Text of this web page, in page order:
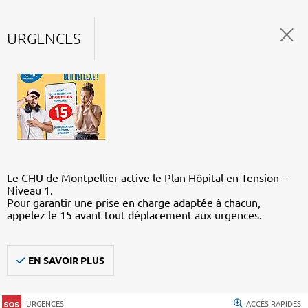
URGENCES
Le CHU de Montpellier active le Plan Hôpital en Tension –
Niveau 1.
Pour garantir une prise en charge adaptée à chacun,
appelez le 15 avant tout déplacement aux urgences.
EN SAVOIR PLUS
URGENCES ACCÈS RAPIDES